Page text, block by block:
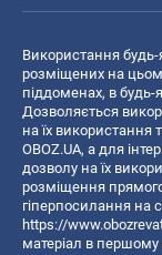
Використання будь-
розміщених на
піддоменах, в будь-
Дозволяється
на їх використання
OBOZ.UA, а для
дозволу на їх
розміщення
гіперпосилання на
https://
матеріал в першому